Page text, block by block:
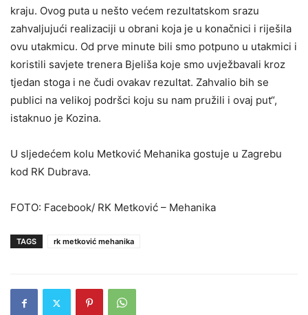
kraju. Ovog puta u nešto većem rezultatskom srazu
zahvaljujući realizaciji u obrani koja je u konačnici i riješila
ovu utakmicu. Od prve minute bili smo potpuno u utakmici i
koristili savjete trenera Bjeliša koje smo uvježbavali kroz
tjedan stoga i ne čudi ovakav rezultat. Zahvalio bih se
publici na velikoj podršci koju su nam pružili i ovaj put“,
istaknuo je Kozina.
U sljedećem kolu Metković Mehanika gostuje u Zagrebu
kod RK Dubrava.
FOTO: Facebook/ RK Metković – Mehanika
TAGS rk metković mehanika